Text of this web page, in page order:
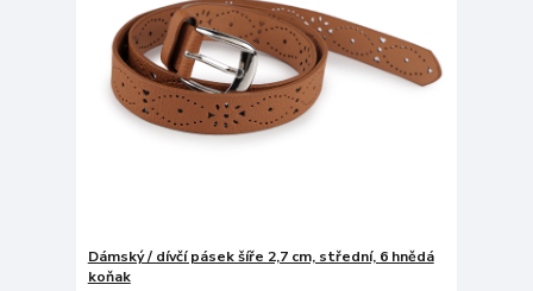
Dámský / dívčí pásek šíře 2,7 cm, střední, 6 hnědá
koňak